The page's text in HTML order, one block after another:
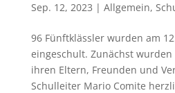
Sep. 12, 2023 | Allgemein,
96 Fünftklässler wurden am
eingeschult. Zunächst
ihren Eltern, Freunden und
Schulleiter Mario Comite